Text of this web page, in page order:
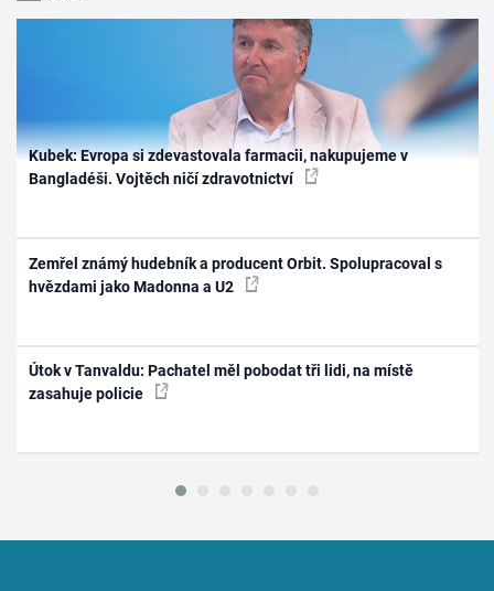
Kubek: Evropa si zdevastovala farmacii, nakupujeme v
Bangladéši. Vojtěch ničí zdravotnictví
Zemřel známý hudebník a producent Orbit. Spolupracoval s
hvězdami jako Madonna a U2
Útok v Tanvaldu: Pachatel měl pobodat tři lidi, na místě
zasahuje policie